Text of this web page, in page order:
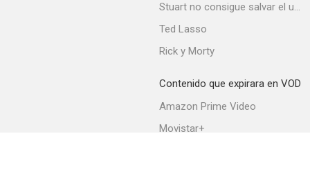
Stuart no consigue salvar el universo
Ted Lasso
Rick y Morty
Contenido que expirara en VOD
Amazon Prime Video
Movistar+